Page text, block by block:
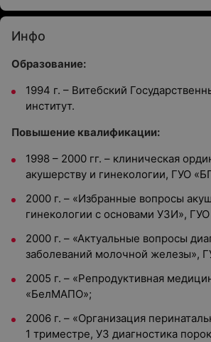
Инфо
Образование:
1994 г. – Витебский
институт.
Повышение квалификации:
1998 – 2000 гг. – клиническая
акушерству и гинекологии, ГУО
2000 г. – «Избранные вопросы
гинекологии с основами УЗИ»,
2000 г. – «Актуальные вопросы
заболеваний молочной железы»,
2005 г. – «Репродуктивная
«БелМАПО»;
2006 г. – «Организация
1 триместре, УЗ диагностика